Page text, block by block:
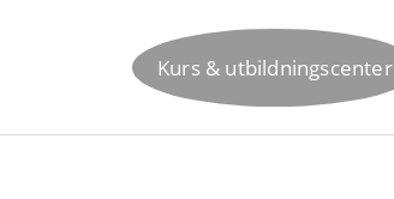
Kurs & utbildningscenter